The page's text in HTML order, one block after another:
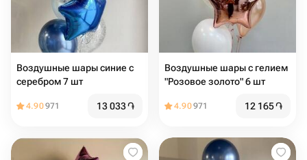
Воздушные шары синие с
серебром 7 шт
4.90971 13 033֏
Воздушные шары с гелием
"Розовое золото" 6 шт
4.90971 12 165֏